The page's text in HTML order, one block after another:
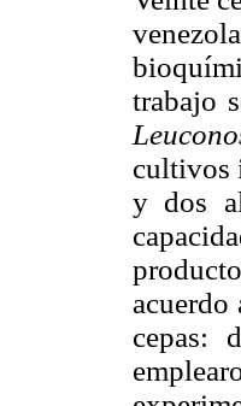
trabajo
cultivos
y dos
acuerdo
cepas: